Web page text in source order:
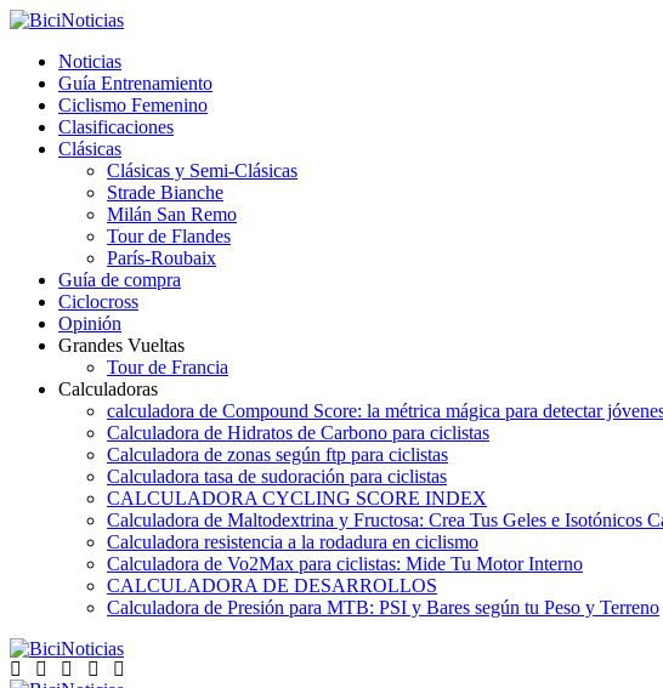
Noticias
Guía Entrenamiento
Ciclismo Femenino
Clasificaciones
Clásicas
Clásicas y Semi-Clásicas
Strade Bianche
Milán San Remo
Tour de Flandes
París-Roubaix
Guía de compra
Ciclocross
Opinión
Grandes Vueltas
Tour de Francia
Calculadoras
calculadora de Compound Score: la métrica mágica para detectar
Calculadora de Hidratos de Carbono para ciclistas
Calculadora de zonas según ftp para ciclistas
Calculadora tasa de sudoración para ciclistas
CALCULADORA CYCLING SCORE INDEX
Calculadora de Maltodextrina y Fructosa: Crea Tus Geles e Isotónicos
Calculadora resistencia a la rodadura en ciclismo
Calculadora de Vo2Max para ciclistas: Mide Tu Motor Interno
CALCULADORA DE DESARROLLOS
Calculadora de Presión para MTB: PSI y Bares según tu Peso y Terreno